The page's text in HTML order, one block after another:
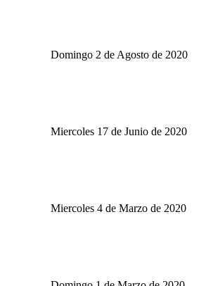
Domingo 2 de Agosto de 2020
Miercoles 17 de Junio de 2020
Miercoles 4 de Marzo de 2020